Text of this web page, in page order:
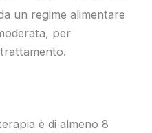
un regime alimentare
per
è di almeno 8